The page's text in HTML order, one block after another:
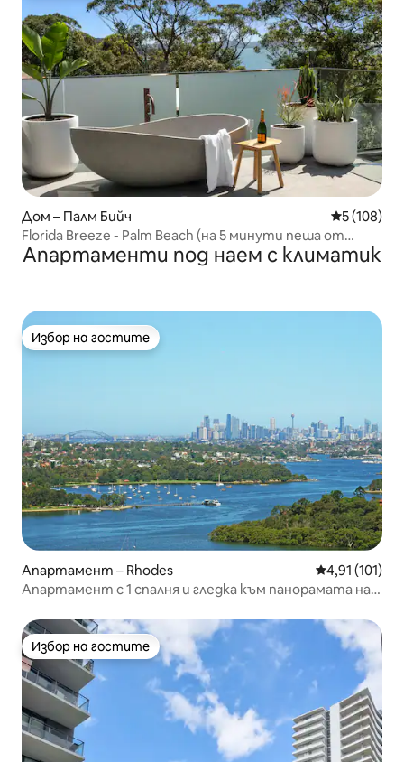
Дом – Палм Бийч Средна
5 (108)
Florida Breeze - Palm Beach (на 5 минути пеша от
плажа)
Апартаменти под наем с климатик
Избор на гостите
Избор на гостите
Апартамент – Rhodes Средна
4,91 (101)
Апартамент с 1 спалня и гледка към панорамата на
Избор на гостите
Избор на гостите